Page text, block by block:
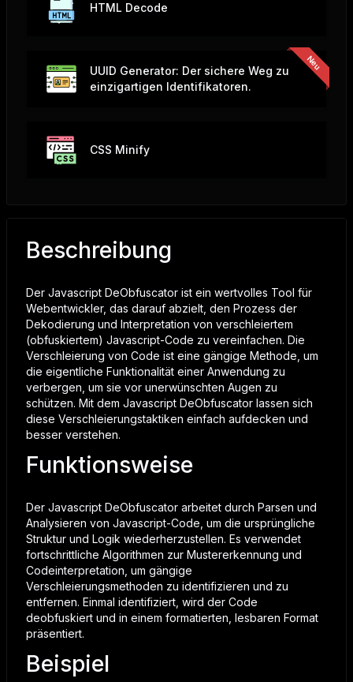
HTML Decode
UUID Generator: Der sichere Weg zu
einzigartigen Identifikatoren.
CSS Minify
Beschreibung
Der Javascript DeObfuscator ist ein wertvolles Tool für
Webentwickler, das darauf abzielt, den Prozess der
Dekodierung und Interpretation von verschleiertem
(obfuskiertem) Javascript-Code zu vereinfachen. Die
Verschleierung von Code ist eine gängige Methode, um
die eigentliche Funktionalität einer Anwendung zu
verbergen, um sie vor unerwünschten Augen zu
schützen. Mit dem Javascript DeObfuscator lassen sich
diese Verschleierungstaktiken einfach aufdecken und
besser verstehen.
Funktionsweise
Der Javascript DeObfuscator arbeitet durch Parsen und
Analysieren von Javascript-Code, um die ursprüngliche
Struktur und Logik wiederherzustellen. Es verwendet
fortschrittliche Algorithmen zur Mustererkennung und
Codeinterpretation, um gängige
Verschleierungsmethoden zu identifizieren und zu
entfernen. Einmal identifiziert, wird der Code
deobfuskiert und in einem formatierten, lesbaren Format
präsentiert.
Beispiel